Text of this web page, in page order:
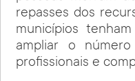
repasses dos
municípios
ampliar o
profissionais e